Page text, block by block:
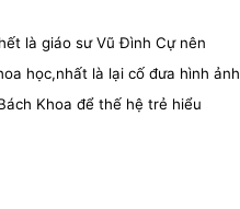
là giáo sư Vũ Đình Cự nên
học,nhất là lại cố đưa hình ảnh
Khoa để thế hệ trẻ hiểu